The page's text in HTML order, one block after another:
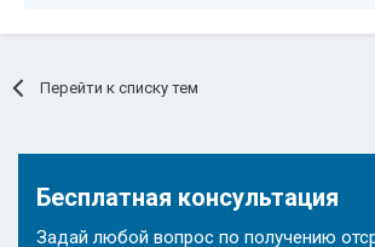
Перейти к списку тем
Бесплатная консультация
Задай любой вопрос по получению